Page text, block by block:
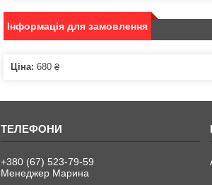
Інформація для замовлення
Ціна: 680 ₴
+380 (67) 523-79-59
Менеджер Марина